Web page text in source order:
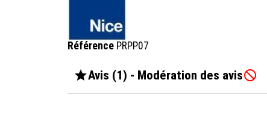
Référence PRPP07
Avis (1) - Modération des avis